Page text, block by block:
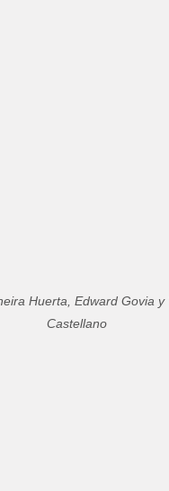
Huerta, Edward Govia y
Castellano